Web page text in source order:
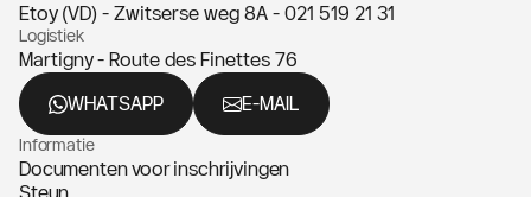
Etoy (VD) - Zwitserse weg 8A - 021 519 21 31
Logistiek
Martigny - Route des Finettes 76
WHATSAPP E-MAIL
Informatie
Documenten voor inschrijvingen
Steun